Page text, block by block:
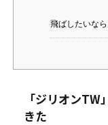
飛ばしたいな
「ジリオン
きた